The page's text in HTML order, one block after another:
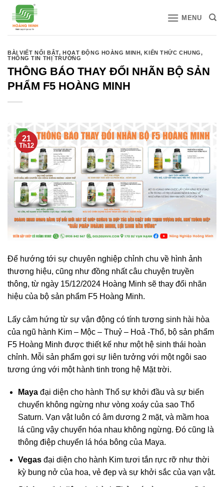
qua
MENU
BÀI VIẾT NỔI BẬT,HOẠT ĐỘNG HOÀNG MINH,KIẾN THỨC CHUNG,
THÔNG TIN THỊ TRƯỜNG
THÔNG BÁO THAY ĐỔI NHÃN BỘ SẢN
PHẨM F5 HOÀNG MINH
21
Th12
Để hướng tới sự chuyên nghiệp chỉnh chu về hình ảnh
thương hiệu, cũng như đồng nhất câu chuyện truyền
thông, từ ngày 15/12/2024 Hoàng Minh sẽ thay đổi nhãn
hiệu của bộ sản phẩm F5 Hoàng Minh.
Lấy cảm hứng từ sự vận động có tính tương sinh hài hòa
của ngũ hành Kim – Mộc – Thuỷ – Hoả -Thổ, bộ sản phẩm
F5 Hoàng Minh được thiết kế như một hệ sinh thái hoàn
chỉnh. Mỗi sản phẩm gợi sự liên tưởng với một ngôi sao
tương ứng với một hành tinh trong hệ Mặt trời.
Mayađại diện cho hành Thổ sự khởi đầu và sự biến
chuyển không ngừng như vòng xoáy của sao Thổ
Saturn. Vạn vật luôn có âm dương 2 mặt, và mầm hoa
lá cũng vậy chuyển hóa nhau không ngừng. Đó cũng là
thông điệp chuyển lá hóa bông của Maya.
Vegasđại diện cho hành Kim tươi tắn rực rỡ như thời
kỳ bung nở của hoa, vẻ đẹp và sự khởi sắc của vạn vật.